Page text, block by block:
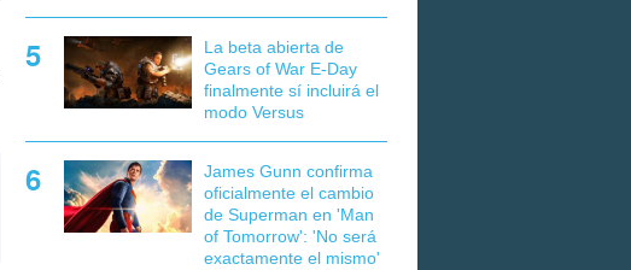
La beta abierta de
Gears of War E-Day
finalmente sí incluirá el
modo Versus
James Gunn confirma
oficialmente el cambio
de Superman en 'Man
of Tomorrow': 'No será
exactamente el mismo'